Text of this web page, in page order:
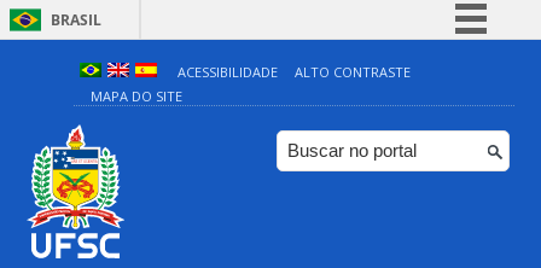
BRASIL
Simplifique!
Comunica BR
Participe
ACESSIBILIDADE
ALTO CONTRASTE
MAPA DO SITE